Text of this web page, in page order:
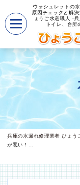
ウォシュレットの
原因チェックと解
ょうご水道職人 -
トイレ、台所
兵庫の水漏れ修理業者 ひょう
が悪い！…